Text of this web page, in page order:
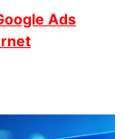
Ads